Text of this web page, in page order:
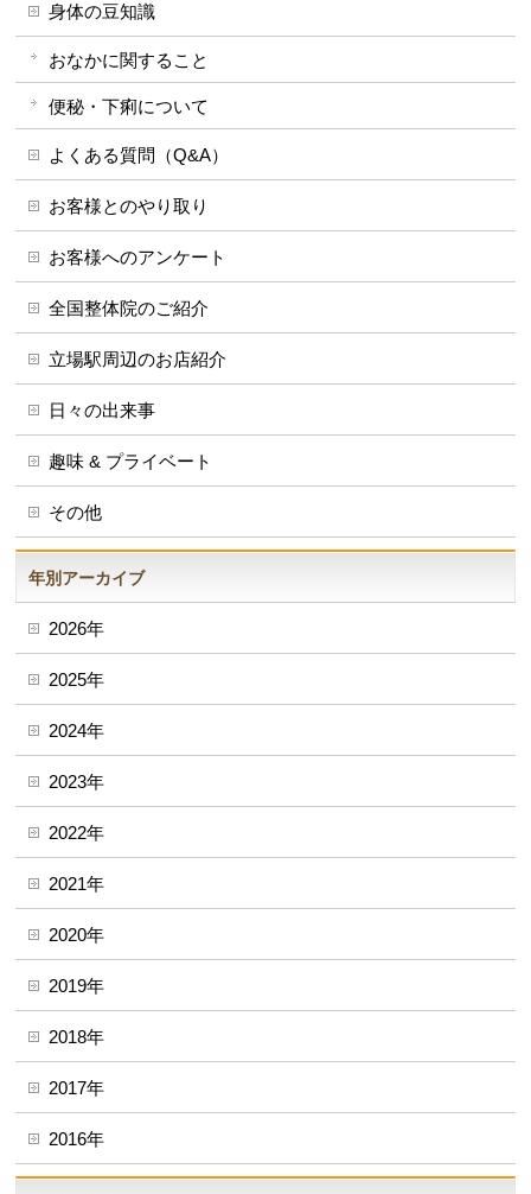
身体の豆知識
おなかに関すること
便秘・下痢について
よくある質問（Q&A）
お客様とのやり取り
お客様へのアンケート
全国整体院のご紹介
立場駅周辺のお店紹介
日々の出来事
趣味 & プライベート
その他
年別アーカイブ
2026年
2025年
2024年
2023年
2022年
2021年
2020年
2019年
2018年
2017年
2016年